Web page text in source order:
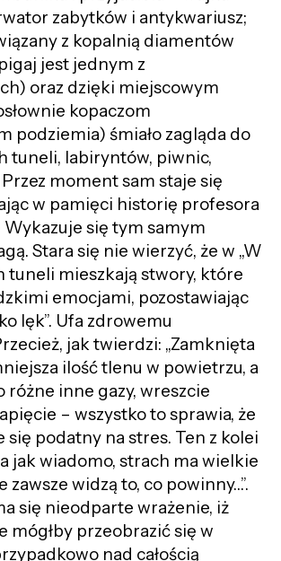
zabytków i antykwariusz;
z kopalnią diamentów
jest jednym z
oraz dzięki miejscowym
kopaczom
podziemia) śmiało zagląda do
tuneli, labiryntów, piwnic,
moment sam staje się
w pamięci historię profesora
się tym samym
Stara się nie wierzyć, że w „W
tuneli mieszkają stwory, które
emocjami, pozostawiając
lęk”. Ufa zdrowemu
jak twierdzi: „Zamknięta
ilość tlenu w powietrzu, a
różne inne gazy, wreszcie
– wszystko to sprawia, że
się podatny na stres. Ten z kolei
jak wiadomo, strach ma wielkie
zawsze widzą to, co powinny…”.
się nieodparte wrażenie, iż
mógłby przeobrazić się w
nad całością